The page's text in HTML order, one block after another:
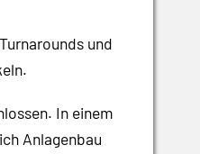
und
In einem
Anlagenbau